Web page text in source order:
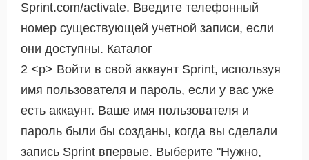
Sprint.com/activate. Введите телефонный
номер существующей учетной записи, если
они доступны. Каталог
2 <р> Войти в свой аккаунт Sprint, используя
имя пользователя и пароль, если у вас уже
есть аккаунт. Ваше имя пользователя и
пароль были бы созданы, когда вы сделали
запись Sprint впервые. Выберите "Нужно,